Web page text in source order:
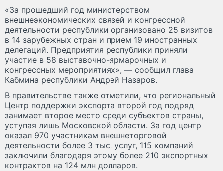
«За прошедший год министерством
внешнеэкономических связей и конгрессной
деятельности республики организовано 25 визитов
в 14 зарубежных стран и прием 19 иностранных
делегаций. Предприятия республики приняли
участие в 58 выставочно-ярмарочных и
конгрессных мероприятиях», — сообщил глава
Кабмина республики Андрей Назаров.
В правительстве также отметили, что региональный
Центр поддержки экспорта второй год подряд
занимает второе место среди субъектов страны,
уступая лишь Московской области. За год центр
оказал 970 участникам внешнеторговой
деятельности более 3 тыс. услуг, 115 компаний
заключили благодаря этому более 210 экспортных
контрактов на 124 млн долларов.